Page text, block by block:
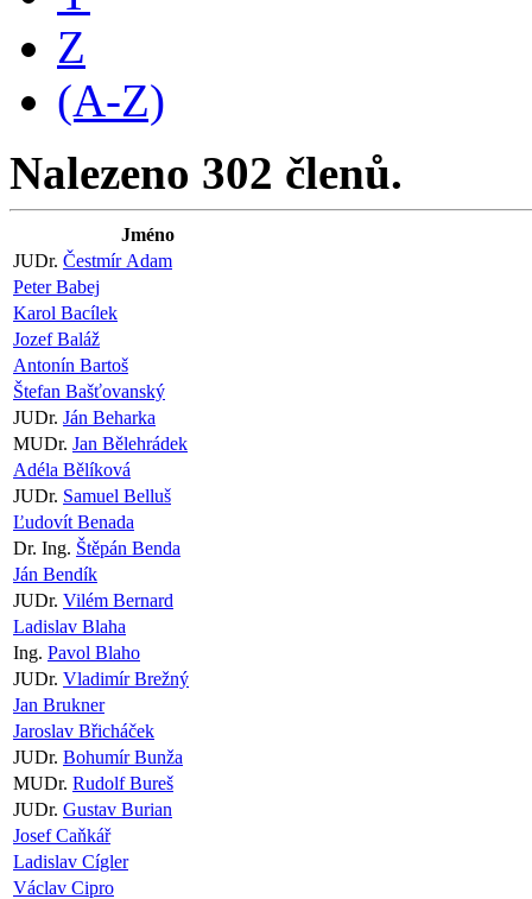
Z
(A-Z)
Nalezeno 302 členů.
Jméno
JUDr. Čestmír Adam
Peter Babej
Karol Bacílek
Jozef Baláž
Antonín Bartoš
Štefan Bašťovanský
JUDr. Ján Beharka
MUDr. Jan Bělehrádek
Adéla Bělíková
JUDr. Samuel Belluš
Ľudovít Benada
Dr. Ing. Štěpán Benda
Ján Bendík
JUDr. Vilém Bernard
Ladislav Blaha
Ing. Pavol Blaho
JUDr. Vladimír Brežný
Jan Brukner
Jaroslav Břicháček
JUDr. Bohumír Bunža
MUDr. Rudolf Bureš
JUDr. Gustav Burian
Josef Caňkář
Ladislav Cígler
Václav Cipro